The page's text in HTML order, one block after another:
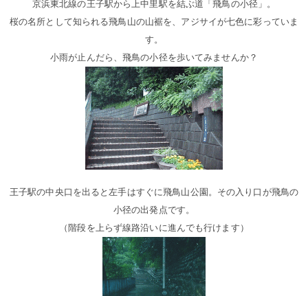
京浜東北線の王子駅から上中里駅を結ぶ道「飛鳥の小径」。
桜の名所として知られる飛鳥山の山裾を、アジサイが七色に彩っていま
す。
小雨が止んだら、飛鳥の小径を歩いてみませんか？
王子駅の中央口を出ると左手はすぐに飛鳥山公園。その入り口が飛鳥の
小径の出発点です。
（階段を上らず線路沿いに進んでも行けます）